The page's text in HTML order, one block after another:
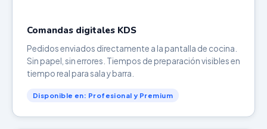
Comandas digitales KDS
Pedidos enviados directamente a la pantalla de cocina.
Sin papel, sin errores. Tiempos de preparación visibles en
tiempo real para sala y barra.
Disponible en: Profesional y Premium